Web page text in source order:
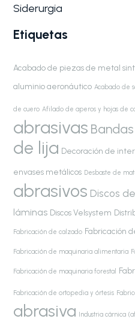
Siderurgia
Etiquetas
Acabado de piezas de metal
aluminio aeronáutico Acabado de
de cuero Afilado de aperos y hojas de
abrasivas
de lija Decoración de
envases metálicos Desbaste de
abrasivos Discos
láminas Discos Velsystem
Fabricación de calzado Fabricación
Fabricación de maquinaria alimentaria
Fabricación de maquinaria forestal
Fabricación de ortopedia y órtesis
abrasiva
Industria cárnica